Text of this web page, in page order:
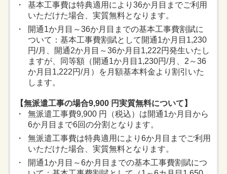
基本工事費は特典適用により36か月目までご利用
いただけた場合、実質無料となります。
開通1か月目～36か月目までの基本工事費割賦に
ついて：基本工事費割賦として開通1か月目1,230
円/月、開通2か月目～36か月目1,222円発生いたし
ますが、同等額（開通1か月目1,230円/月、2～36
か月目1,222円/月）を月額基本料金より割引いた
します。
【無派遣工事の場合9,900 円実質無料について】
無派遣工事費9,900 円（税込）は開通1か月目から
6か月目まで6回の分割となります。
無派遣工事費は特典適用により6か月目までご利用
いただけた場合、実質無料となります。
開通1か月目～6か月目までの基本工事費割賦につ